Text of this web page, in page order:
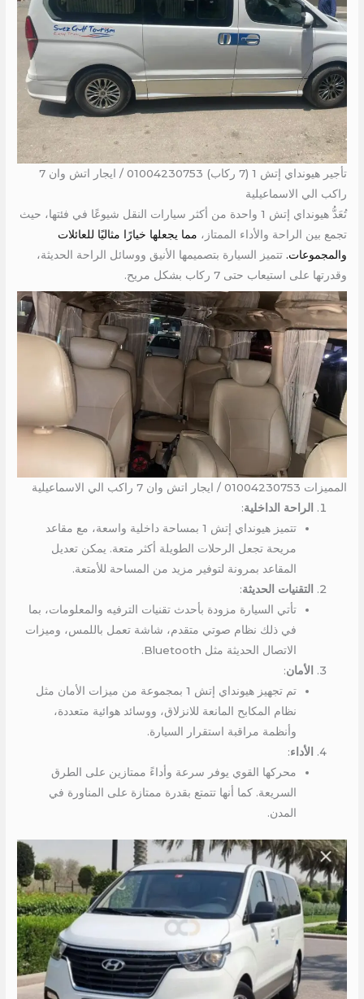
تأجير هيونداي إتش 1 (7 ركاب) 01004230753 / ايجار اتش وان 7
راكب الي الاسماعيلية
تُعَدُّ هيونداي إتش 1 واحدة من أكثر سيارات النقل شيوعًا في فئتها، حيث
تجمع بين الراحة والأداء الممتاز، مما يجعلها خيارًا مثاليًا للعائلات
والمجموعات.تتميز السيارة بتصميمها الأنيق ووسائل الراحة الحديثة،
وقدرتها على استيعاب حتى 7 ركاب بشكل مريح.
المميزات 01004230753 / ايجار اتش وان 7 راكب الي الاسماعيلية
الراحة الداخلية:
تتميز هيونداي إتش 1 بمساحة داخلية واسعة، مع مقاعد
مريحة تجعل الرحلات الطويلة أكثر متعة. يمكن تعديل
المقاعد بمرونة لتوفير مزيد من المساحة للأمتعة.
التقنيات الحديثة:
تأتي السيارة مزودة بأحدث تقنيات الترفيه والمعلومات، بما
في ذلك نظام صوتي متقدم، شاشة تعمل باللمس، وميزات
الاتصال الحديثة مثل Bluetooth.
الأمان:
تم تجهيز هيونداي إتش 1 بمجموعة من ميزات الأمان مثل
نظام المكابح المانعة للانزلاق، ووسائد هوائية متعددة،
وأنظمة مراقبة استقرار السيارة.
الأداء:
محركها القوي يوفر سرعة وأداءً ممتازين على الطرق
السريعة. كما أنها تتمتع بقدرة ممتازة على المناورة في
المدن.